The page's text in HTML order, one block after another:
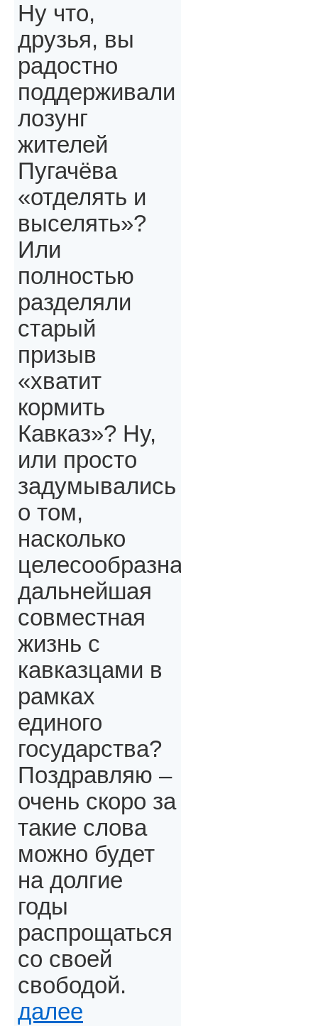
Ну что,
друзья, вы
радостно
поддерживали
лозунг
жителей
Пугачёва
«отделять и
выселять»?
Или
полностью
разделяли
старый
призыв
«хватит
кормить
Кавказ»? Ну,
или просто
задумывались
о том,
насколько
целесообразна
дальнейшая
совместная
жизнь с
кавказцами в
рамках
единого
государства?
Поздравляю –
очень скоро за
такие слова
можно будет
на долгие
годы
распрощаться
со своей
свободой.
далее